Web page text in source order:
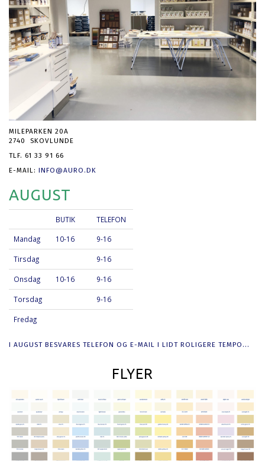
MILEPARKEN 20A
2740 SKOVLUNDE
TLF. 61 33 91 66
E-MAIL: INFO@AURO.DK
AUGUST
BUTIK TELEFON
Mandag 10-16 9-16
Tirsdag 9-16
Onsdag 10-16 9-16
Torsdag 9-16
Fredag
I AUGUST BESVARES TELEFON OG E-MAIL I LIDT ROLIGERE TEMPO...
FLYER